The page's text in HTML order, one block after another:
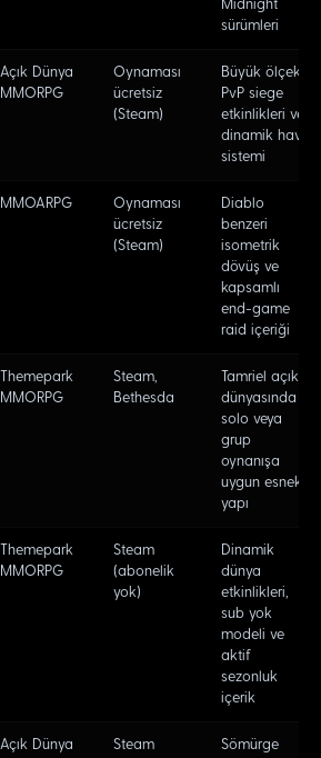
Midnight
sürümleri
Açık Dünya
MMORPG
Oynaması
ücretsiz
(Steam)
Büyük ölçekli
PvP siege
etkinlikleri ve
dinamik hava
sistemi
MMOARPG
Oynaması
ücretsiz
(Steam)
Diablo
benzeri
isometrik
dövüş ve
kapsamlı
end-game
raid içeriği
Themepark
MMORPG
Steam,
Bethesda
Tamriel açık
dünyasında
solo veya
grup
oynanışa
uygun esnek
yapı
Themepark
MMORPG
Steam
(abonelik
yok)
Dinamik
dünya
etkinlikleri,
sub yok
modeli ve
aktif
sezonluk
içerik
Açık Dünya
Steam
Sömürge